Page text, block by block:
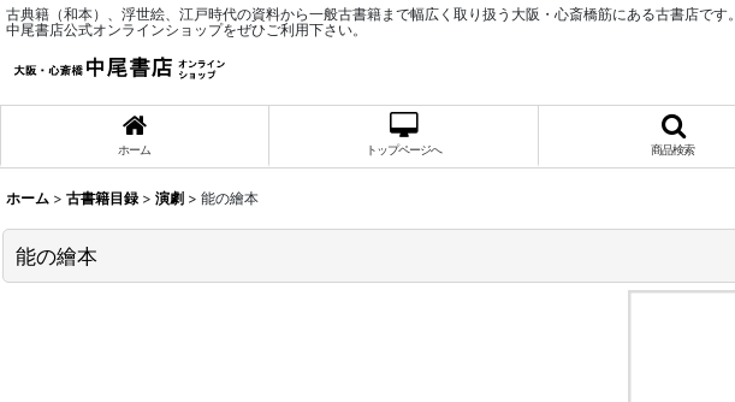
古典籍（和本）、浮世絵、江戸時代の資料から一般古書籍まで幅広く取り扱う大阪・心斎橋筋にある古書店です。
中尾書店公式オンラインショップをぜひご利用下さい。
ホーム トップページへ 商品検索
ホーム > 古書籍目録 > 演劇 > 能の繪本
能の繪本